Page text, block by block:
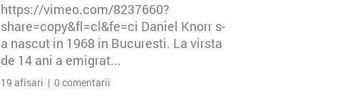
https://vimeo.com/8237660?
share=copy&fl=cl&fe=ci Daniel Knorr s-
a nascut in 1968 in Bucuresti. La virsta
de 14 ani a emigrat...
19 afisari | 0 comentarii